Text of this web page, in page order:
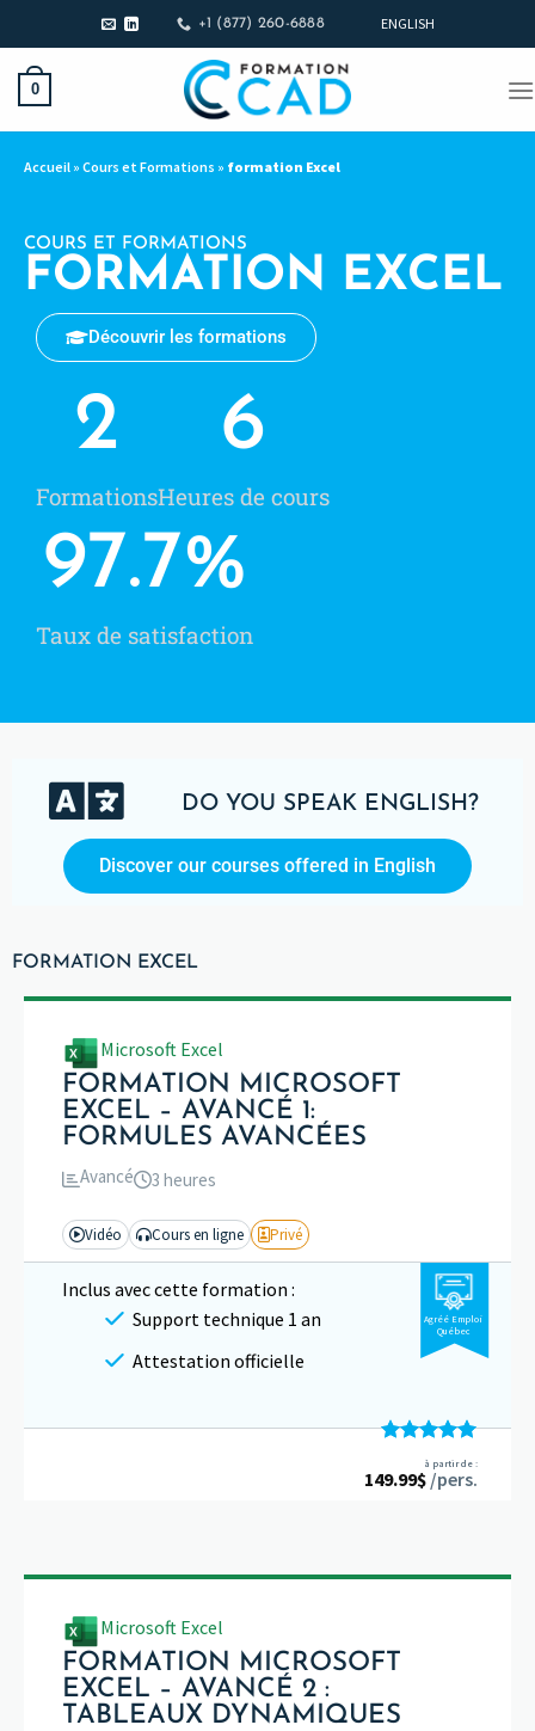
+1 (877) 260-6888 ENGLISH
0
Accueil » Cours et Formations » formation Excel
COURS ET FORMATIONS
FORMATION EXCEL
Découvrir les formations
Formations
2
Heures de cours
6
Taux de satisfaction
97.7%
DO YOU SPEAK ENGLISH?
Discover our courses offered in English
FORMATION EXCEL
Microsoft Excel
FORMATION MICROSOFT
EXCEL – AVANCÉ 1:
FORMULES AVANCÉES
Avancé 3 heures
Vidéo Cours en ligne Privé
Inclus avec cette formation :
Support technique 1 an
Attestation officielle
Agréé Emploi
Québec
Note5.00
sur 5
à partir de :
149.99$ /pers.
Microsoft Excel
FORMATION MICROSOFT
EXCEL – AVANCÉ 2 :
TABLEAUX DYNAMIQUES